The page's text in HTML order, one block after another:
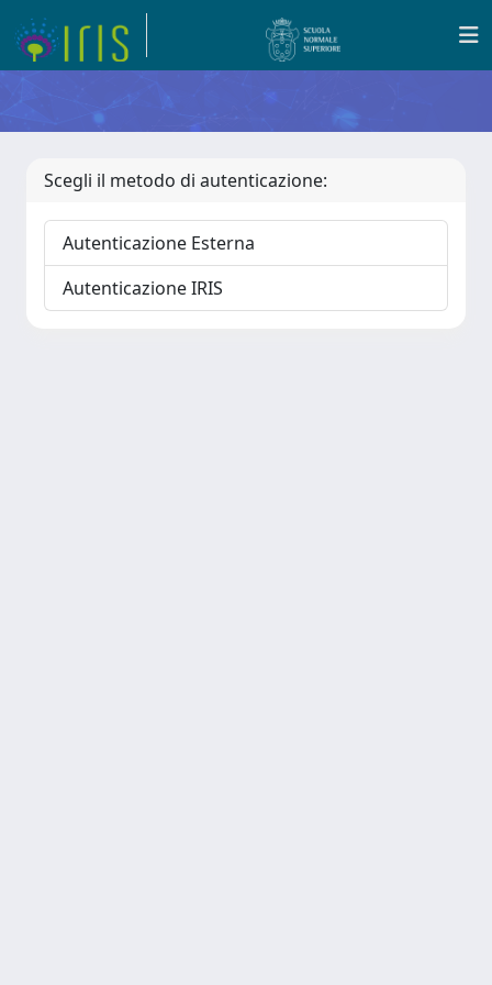
Scegli il metodo di autenticazione:
Autenticazione Esterna
Autenticazione IRIS